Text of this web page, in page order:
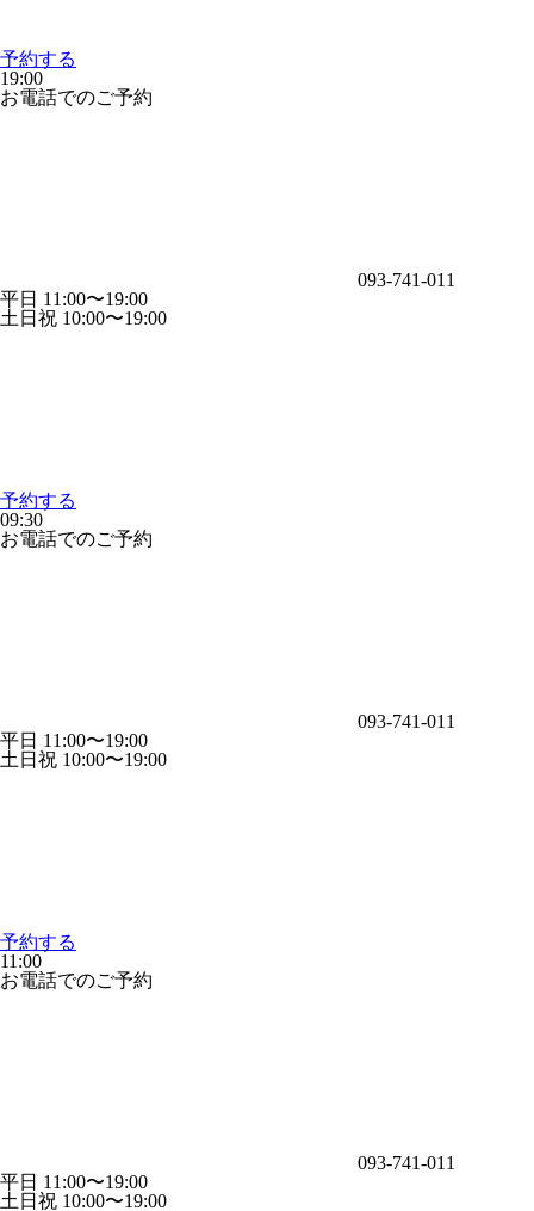
予約する
19:00
お電話でのご予約
093-741-011
平日 11:00〜19:00
土日祝 10:00〜19:00
予約する
09:30
お電話でのご予約
093-741-011
平日 11:00〜19:00
土日祝 10:00〜19:00
予約する
11:00
お電話でのご予約
093-741-011
平日 11:00〜19:00
土日祝 10:00〜19:00